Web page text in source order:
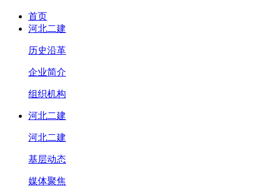
首页
河北二建
历史沿革
企业简介
组织机构
河北二建
河北二建
基层动态
媒体聚焦